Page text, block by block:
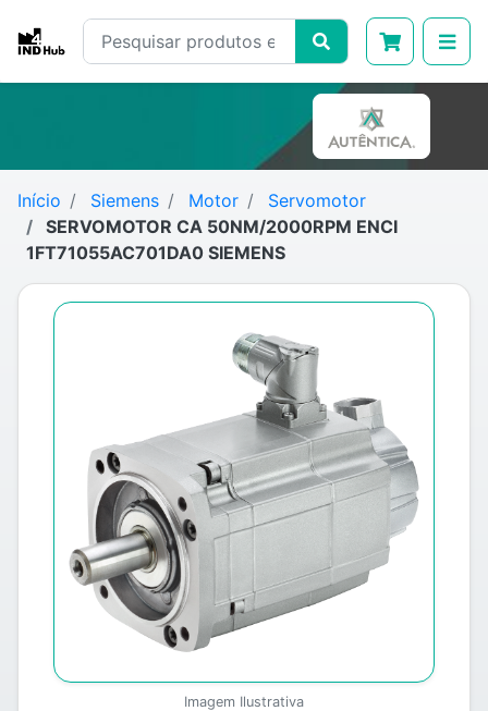
Início Siemens Motor
Servomotor
SERVOMOTOR CA 50NM/2000RPM ENCI
1FT71055AC701DA0 SIEMENS
Imagem Ilustrativa